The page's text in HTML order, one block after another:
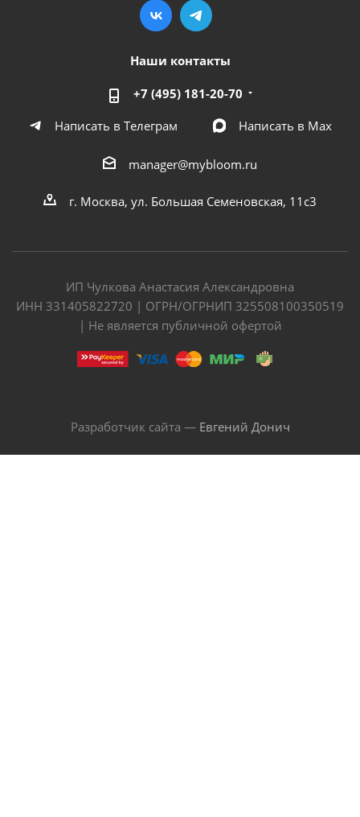
Наши контакты
+7 (495) 181-20-70
Написать в Телеграм
Написать в Мах
manager@mybloom.ru
г. Москва, ул. Большая Семеновская, 11с3
ИП Чулкова Анастасия Александровна
ИНН 331405822720 | ОГРН/ОГРНИП 325508100350519
| Не является публичной офертой
Разработчик сайта — Евгений Донич